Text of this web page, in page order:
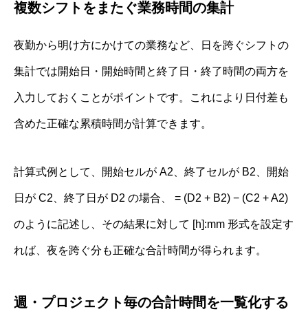
複数シフトをまたぐ業務時間の集計
夜勤から明け方にかけての業務など、日を跨ぐシフトの
集計では開始日・開始時間と終了日・終了時間の両方を
入力しておくことがポイントです。これにより日付差も
含めた正確な累積時間が計算できます。
計算式例として、開始セルが A2、終了セルが B2、開始
日が C2、終了日が D2 の場合、 = (D2 + B2) − (C2 + A2)
のように記述し、その結果に対して [h]:mm 形式を設定す
れば、夜を跨ぐ分も正確な合計時間が得られます。
週・プロジェクト毎の合計時間を一覧化する